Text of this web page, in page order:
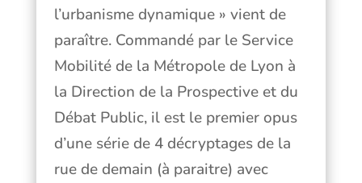
l’urbanisme dynamique » vient de
paraître. Commandé par le Service
Mobilité de la Métropole de Lyon à
la Direction de la Prospective et du
Débat Public, il est le premier opus
d’une série de 4 décryptages de la
rue de demain (à paraitre) avec